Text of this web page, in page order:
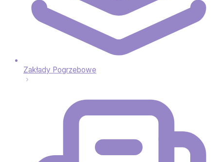
Zakłady Pogrzebowe